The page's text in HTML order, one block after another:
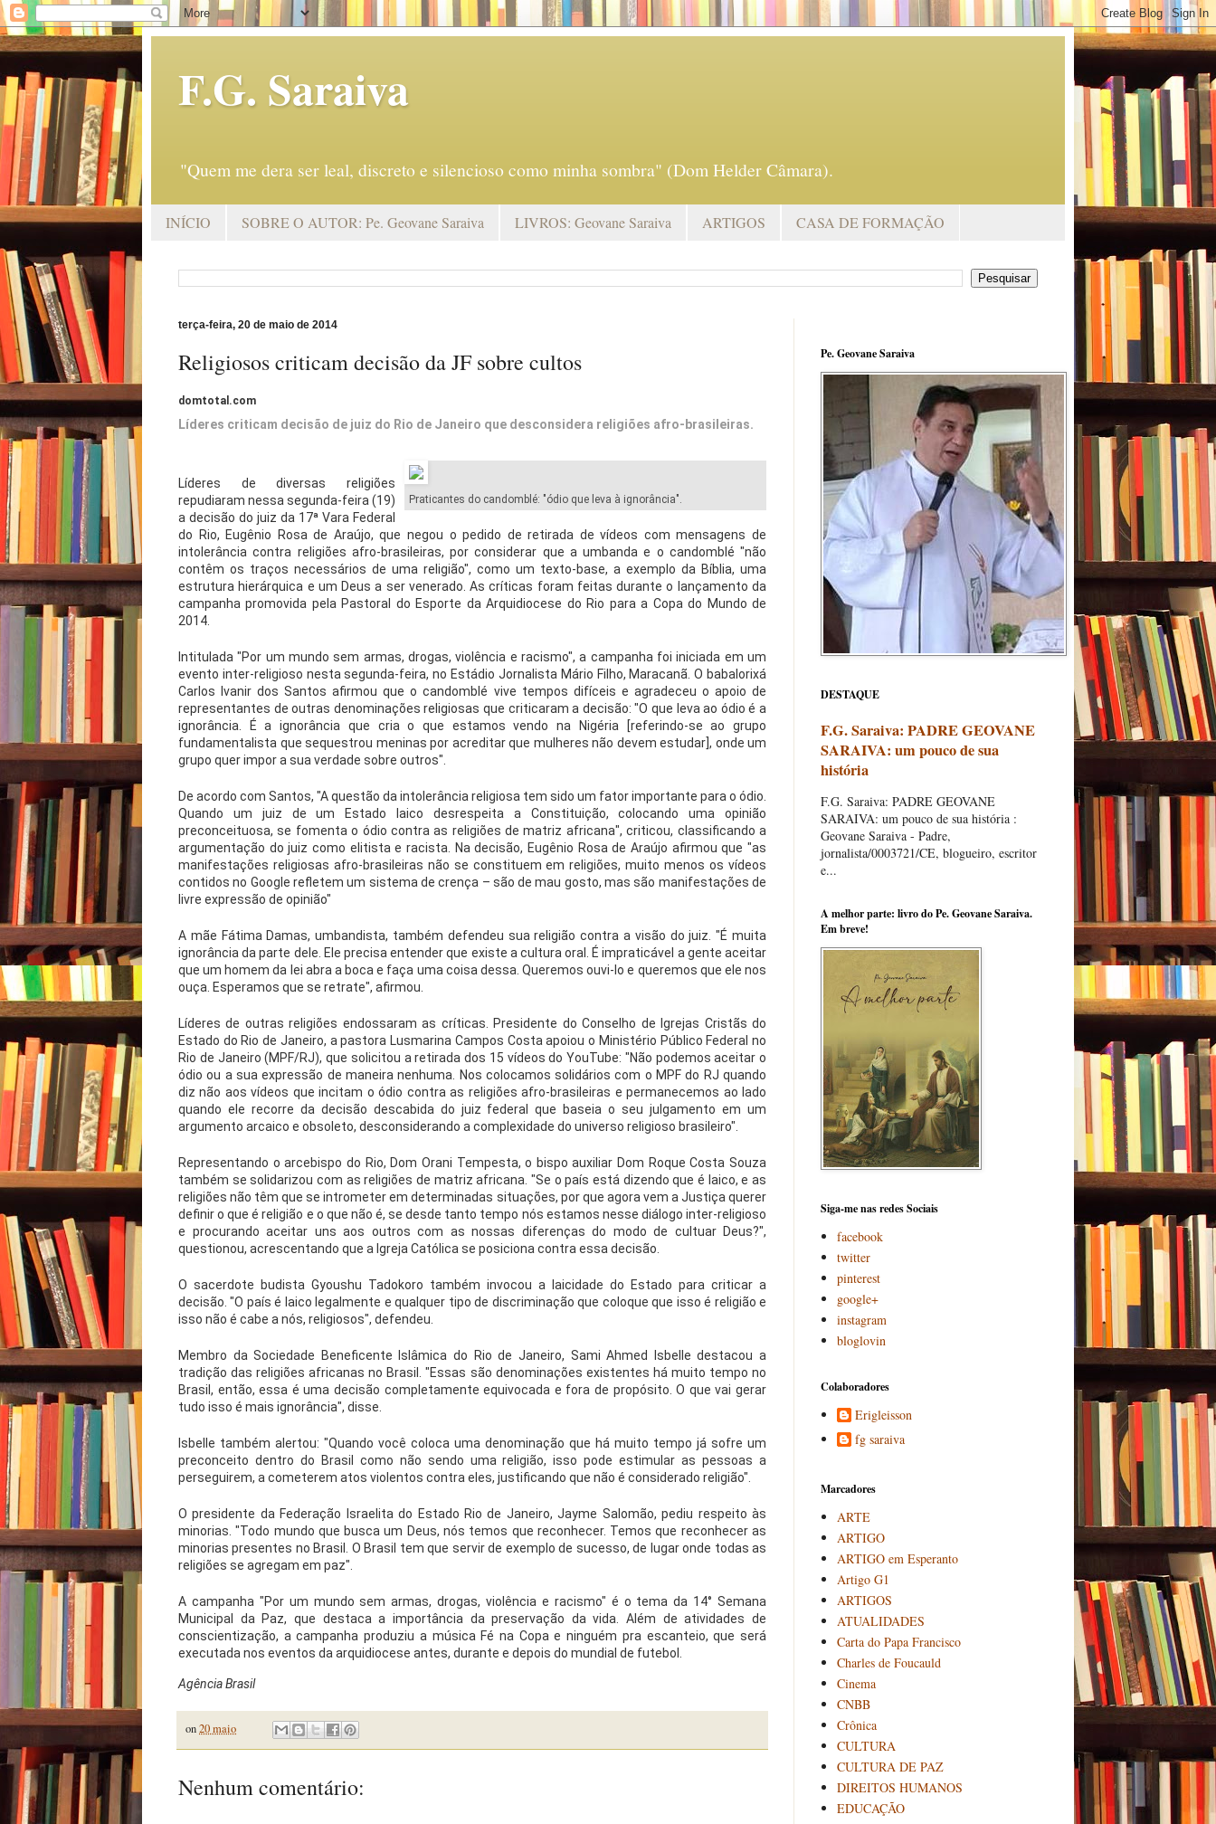
F.G. Saraiva
"Quem me dera ser leal, discreto e silencioso como minha sombra" (Dom Helder Câmara).
INÍCIO SOBRE O AUTOR: Pe. Geovane Saraiva LIVROS: Geovane Saraiva ARTIGOS CASA DE FORMAÇÃO
terça-feira, 20 de maio de 2014
Religiosos criticam decisão da JF sobre cultos
domtotal.com
Líderes criticam decisão de juiz do Rio de Janeiro que desconsidera religiões afro-brasileiras.
Praticantes do candomblé: "ódio que leva à ignorância".
Líderes de diversas religiões
repudiaram nessa segunda-feira (19)
a decisão do juiz da 17ª Vara Federal
do Rio, Eugênio Rosa de Araújo, que negou o pedido de retirada de vídeos com mensagens de
intolerância contra religiões afro-brasileiras, por considerar que a umbanda e o candomblé "não
contêm os traços necessários de uma religião", como um texto-base, a exemplo da Bíblia, uma
estrutura hierárquica e um Deus a ser venerado. As críticas foram feitas durante o lançamento da
campanha promovida pela Pastoral do Esporte da Arquidiocese do Rio para a Copa do Mundo de
2014.
Intitulada "Por um mundo sem armas, drogas, violência e racismo", a campanha foi iniciada em um
evento inter-religioso nesta segunda-feira, no Estádio Jornalista Mário Filho, Maracanã. O babalorixá
Carlos Ivanir dos Santos afirmou que o candomblé vive tempos difíceis e agradeceu o apoio de
representantes de outras denominações religiosas que criticaram a decisão: "O que leva ao ódio é a
ignorância. É a ignorância que cria o que estamos vendo na Nigéria [referindo-se ao grupo
fundamentalista que sequestrou meninas por acreditar que mulheres não devem estudar], onde um
grupo quer impor a sua verdade sobre outros".
De acordo com Santos, "A questão da intolerância religiosa tem sido um fator importante para o ódio.
Quando um juiz de um Estado laico desrespeita a Constituição, colocando uma opinião
preconceituosa, se fomenta o ódio contra as religiões de matriz africana", criticou, classificando a
argumentação do juiz como elitista e racista. Na decisão, Eugênio Rosa de Araújo afirmou que "as
manifestações religiosas afro-brasileiras não se constituem em religiões, muito menos os vídeos
contidos no Google refletem um sistema de crença – são de mau gosto, mas são manifestações de
livre expressão de opinião"
A mãe Fátima Damas, umbandista, também defendeu sua religião contra a visão do juiz. "É muita
ignorância da parte dele. Ele precisa entender que existe a cultura oral. É impraticável a gente aceitar
que um homem da lei abra a boca e faça uma coisa dessa. Queremos ouvi-lo e queremos que ele nos
ouça. Esperamos que se retrate", afirmou.
Líderes de outras religiões endossaram as críticas. Presidente do Conselho de Igrejas Cristãs do
Estado do Rio de Janeiro, a pastora Lusmarina Campos Costa apoiou o Ministério Público Federal no
Rio de Janeiro (MPF/RJ), que solicitou a retirada dos 15 vídeos do YouTube: "Não podemos aceitar o
ódio ou a sua expressão de maneira nenhuma. Nos colocamos solidários com o MPF do RJ quando
diz não aos vídeos que incitam o ódio contra as religiões afro-brasileiras e permanecemos ao lado
quando ele recorre da decisão descabida do juiz federal que baseia o seu julgamento em um
argumento arcaico e obsoleto, desconsiderando a complexidade do universo religioso brasileiro".
Representando o arcebispo do Rio, Dom Orani Tempesta, o bispo auxiliar Dom Roque Costa Souza
também se solidarizou com as religiões de matriz africana. "Se o país está dizendo que é laico, e as
religiões não têm que se intrometer em determinadas situações, por que agora vem a Justiça querer
definir o que é religião e o que não é, se desde tanto tempo nós estamos nesse diálogo inter-religioso
e procurando aceitar uns aos outros com as nossas diferenças do modo de cultuar Deus?",
questionou, acrescentando que a Igreja Católica se posiciona contra essa decisão.
O sacerdote budista Gyoushu Tadokoro também invocou a laicidade do Estado para criticar a
decisão. "O país é laico legalmente e qualquer tipo de discriminação que coloque que isso é religião e
isso não é cabe a nós, religiosos", defendeu.
Membro da Sociedade Beneficente Islâmica do Rio de Janeiro, Sami Ahmed Isbelle destacou a
tradição das religiões africanas no Brasil. "Essas são denominações existentes há muito tempo no
Brasil, então, essa é uma decisão completamente equivocada e fora de propósito. O que vai gerar
tudo isso é mais ignorância", disse.
Isbelle também alertou: "Quando você coloca uma denominação que há muito tempo já sofre um
preconceito dentro do Brasil como não sendo uma religião, isso pode estimular as pessoas a
perseguirem, a cometerem atos violentos contra eles, justificando que não é considerado religião".
O presidente da Federação Israelita do Estado Rio de Janeiro, Jayme Salomão, pediu respeito às
minorias. "Todo mundo que busca um Deus, nós temos que reconhecer. Temos que reconhecer as
minorias presentes no Brasil. O Brasil tem que servir de exemplo de sucesso, de lugar onde todas as
religiões se agregam em paz".
A campanha "Por um mundo sem armas, drogas, violência e racismo" é o tema da 14° Semana
Municipal da Paz, que destaca a importância da preservação da vida. Além de atividades de
conscientização, a campanha produziu a música Fé na Copa e ninguém pra escanteio, que será
executada nos eventos da arquidiocese antes, durante e depois do mundial de futebol.
Agência Brasil
on20 maio
Nenhum comentário:
Pe. Geovane Saraiva
DESTAQUE
F.G. Saraiva: PADRE GEOVANE
SARAIVA: um pouco de sua
história
F.G. Saraiva: PADRE GEOVANE
SARAIVA: um pouco de sua história :
Geovane Saraiva - Padre,
jornalista/0003721/CE, blogueiro, escritor
e...
A melhor parte: livro do Pe. Geovane Saraiva.
Em breve!
Siga-me nas redes Sociais
facebook
twitter
pinterest
google+
instagram
bloglovin
Colaboradores
Erigleisson
fg saraiva
Marcadores
ARTE
ARTIGO
ARTIGO em Esperanto
Artigo G1
ARTIGOS
ATUALIDADES
Carta do Papa Francisco
Charles de Foucauld
Cinema
CNBB
Crônica
CULTURA
CULTURA DE PAZ
DIREITOS HUMANOS
EDUCAÇÃO